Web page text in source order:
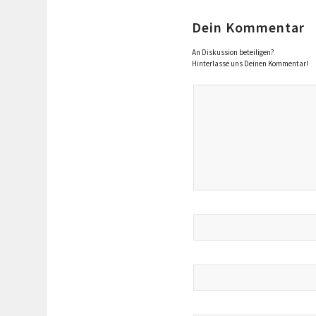
Dein Kommentar
An Diskussion beteiligen?
Hinterlasse uns Deinen Kommentar!